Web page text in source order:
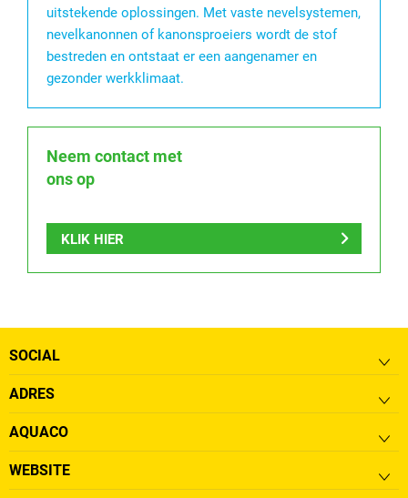
uitstekende oplossingen. Met vaste nevelsystemen,
nevelkanonnen of kanonsproeiers wordt de stof
bestreden en ontstaat er een aangenamer en
gezonder werkklimaat.
Neem contact met
ons op
KLIK HIER
SOCIAL
ADRES
AQUACO
WEBSITE